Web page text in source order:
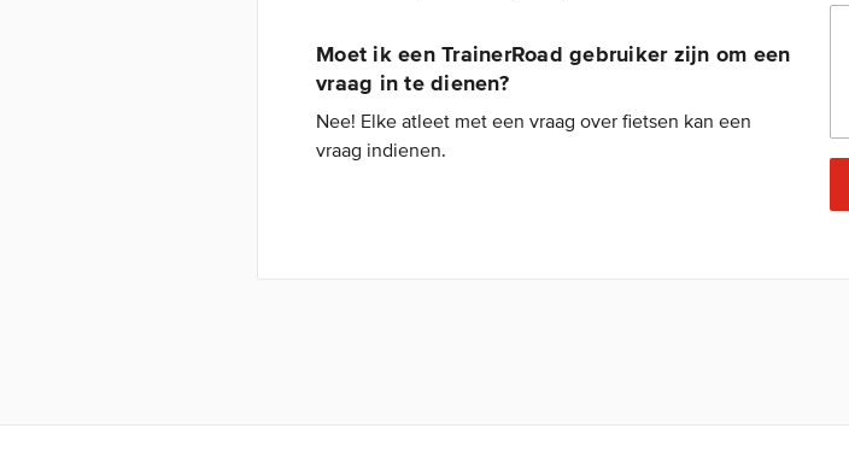
Moet ik een TrainerRoad gebruiker zijn om een
vraag in te dienen?
Nee! Elke atleet met een vraag over fietsen kan een
vraag indienen.